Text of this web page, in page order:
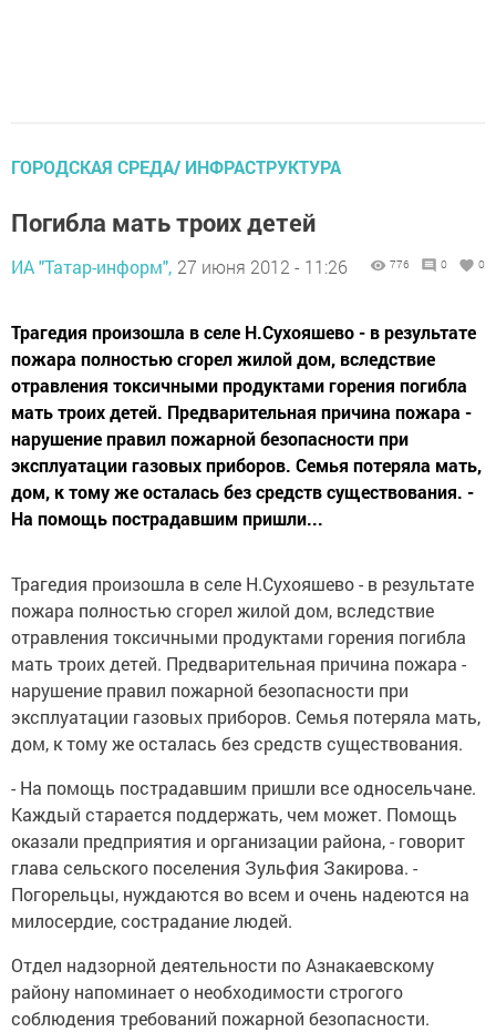
ГОРОДСКАЯ СРЕДА/ ИНФРАСТРУКТУРА
Погибла мать троих детей
ИА "Татар-информ", 27 июня 2012 - 11:26 776 0 0
Трагедия произошла в селе Н.Сухояшево - в результате
пожара полностью сгорел жилой дом, вследствие
отравления токсичными продуктами горения погибла
мать троих детей. Предварительная причина пожара -
нарушение правил пожарной безопасности при
эксплуатации газовых приборов. Семья потеряла мать,
дом, к тому же осталась без средств существования. -
На помощь пострадавшим пришли...
Трагедия произошла в селе Н.Сухояшево - в результате
пожара полностью сгорел жилой дом, вследствие
отравления токсичными продуктами горения погибла
мать троих детей. Предварительная причина пожара -
нарушение правил пожарной безопасности при
эксплуатации газовых приборов. Семья потеряла мать,
дом, к тому же осталась без средств существования.
- На помощь пострадавшим пришли все односельчане.
Каждый старается поддержать, чем может. Помощь
оказали предприятия и организации района, - говорит
глава сельского поселения Зульфия Закирова. -
Погорельцы, нуждаются во всем и очень надеются на
милосердие, сострадание людей.
Отдел надзорной деятельности по Азнакаевскому
району напоминает о необходимости строгого
соблюдения требований пожарной безопасности.